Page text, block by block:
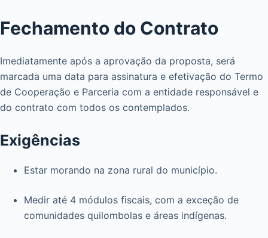
Fechamento do Contrato
Imediatamente após a aprovação da proposta, será
marcada uma data para assinatura e efetivação do Termo
de Cooperação e Parceria com a entidade responsável e
do contrato com todos os contemplados.
Exigências
Estar morando na zona rural do município.
Medir até 4 módulos fiscais, com a exceção de
comunidades quilombolas e áreas indígenas.